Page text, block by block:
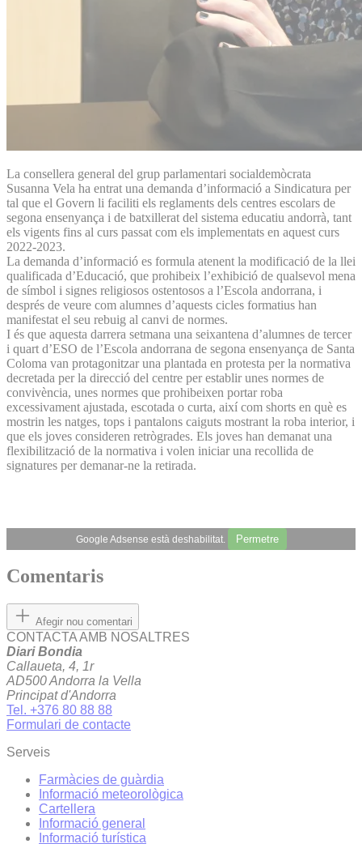
La consellera general del grup parlamentari socialdemòcrata
Susanna Vela ha entrat una demanda d’informació a Sindicatura per
tal que el Govern li faciliti els reglaments dels centres escolars de
segona ensenyança i de batxillerat del sistema educatiu andorrà, tant
els vigents fins al curs passat com els implementats en aquest curs
2022-2023.
La demanda d’informació es formula atenent la modificació de la llei
qualificada d’Educació, que prohibeix l’exhibició de qualsevol mena
de símbol i signes religiosos ostentosos a l’Escola andorrana, i
després de veure com alumnes d’aquests cicles formatius han
manifestat el seu rebuig al canvi de normes.
I és que aquesta darrera setmana una seixantena d’alumnes de tercer
i quart d’ESO de l’Escola andorrana de segona ensenyança de Santa
Coloma van protagonitzar una plantada en protesta per la normativa
decretada per la direcció del centre per establir unes normes de
convivència, unes normes que prohibeixen portar roba
excessivament ajustada, escotada o curta, així com shorts en què es
mostrin les natges, tops i pantalons caiguts mostrant la roba interior, i
que els joves consideren retrògrades. Els joves han demanat una
flexibilització de la normativa i volen iniciar una recollida de
signatures per demanar-ne la retirada.
Google Adsense està deshabilitat. Permetre
Comentaris
Afegir nou comentari
CONTACTA AMB NOSALTRES
Diari Bondia
Callaueta, 4, 1r
AD500 Andorra la Vella
Principat d'Andorra
Tel. +376 80 88 88
Formulari de contacte
Serveis
Farmàcies de guàrdia
Informació meteorològica
Cartellera
Informació general
Informació turística